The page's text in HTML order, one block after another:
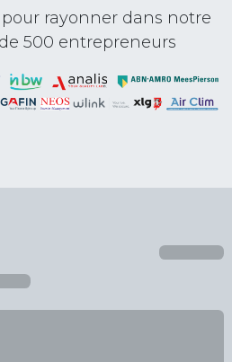
rayonner dans notre
500 entrepreneurs